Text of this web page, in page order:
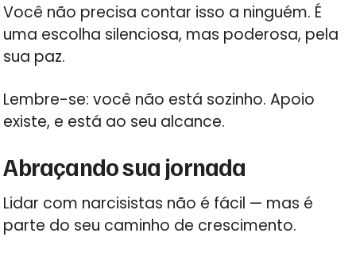
Você não precisa contar isso a ninguém. É
uma escolha silenciosa, mas poderosa, pela
sua paz.
Lembre-se: você não está sozinho. Apoio
existe, e está ao seu alcance.
Abraçando sua jornada
Lidar com narcisistas não é fácil — mas é
parte do seu caminho de crescimento.